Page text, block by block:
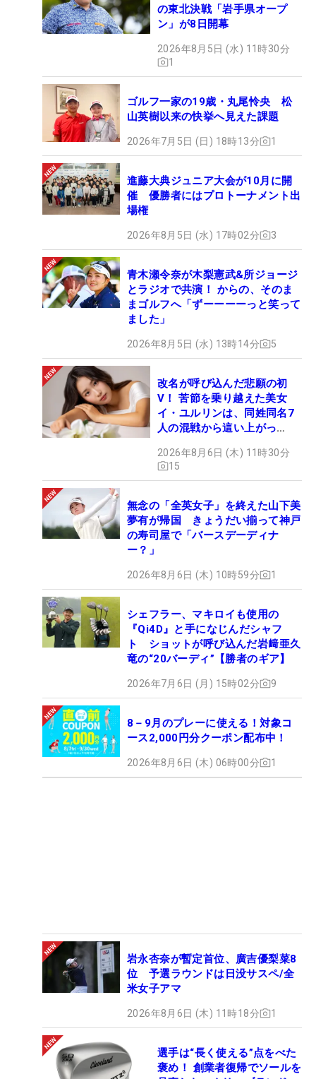
の東北決戦「岩手県オープ
ン」が8日開幕
2026年8月5日 (水) 11時30分
1
ゴルフ一家の19歳・丸尾怜央 松
山英樹以来の快挙へ見えた課題
2026年7月5日 (日) 18時13分 1
進藤大典ジュニア大会が10月に開
催 優勝者にはプロトーナメント出
場権
2026年8月5日 (水) 17時02分 3
青木瀬令奈が木梨憲武&所ジョージ
とラジオで共演！ からの、そのま
まゴルフへ「ずーーーーっと笑って
ました」
2026年8月5日 (水) 13時14分 5
改名が呼び込んだ悲願の初
V！ 苦節を乗り越えた美女
イ・ユルリンは、同姓同名7
人の混戦から這い上がっ
2026年8月6日 (木) 11時30分
15
無念の「全英女子」を終えた山下美
夢有が帰国 きょうだい揃って神戸
の寿司屋で「バースデーディナ
ー？」
2026年8月6日 (木) 10時59分 1
シェフラー、マキロイも使用の
『Qi4D』と手になじんだシャフ
ト ショットが呼び込んだ岩﨑亜久
竜の“20バーディ”【勝者のギア】
2026年7月6日 (月) 15時02分 9
8－9月のプレーに使える！対象コ
ース2,000円分クーポン配布中！
2026年8月6日 (木) 06時00分 1
岩永杏奈が暫定首位、廣吉優梨菜8
位 予選ラウンドは日没サスペ/全
米女子アマ
2026年8月6日 (木) 11時18分 1
選手は“長く使える”点をべた
褒め！ 創業者復帰でソールを